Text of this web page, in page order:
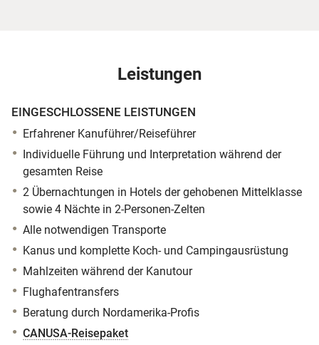
Leistungen
EINGESCHLOSSENE LEISTUNGEN
Erfahrener Kanuführer/Reiseführer
Individuelle Führung und Interpretation während der
gesamten Reise
2 Übernachtungen in Hotels der gehobenen Mittelklasse
sowie 4 Nächte in 2-Personen-Zelten
Alle notwendigen Transporte
Kanus und komplette Koch- und Campingausrüstung
Mahlzeiten während der Kanutour
Flughafentransfers
Beratung durch Nordamerika-Profis
CANUSA-Reisepaket